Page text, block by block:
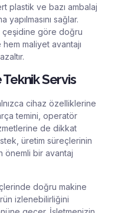
plastik ve bazı ambalaj
yapılmasını sağlar.
çeşidine göre doğru
maliyet avantajı
Teknik Servis
cihaz özelliklerine
temini, operatör
de dikkat
üretim süreçlerinin
önemli bir avantaj
doğru makine
izlenebilirliğini